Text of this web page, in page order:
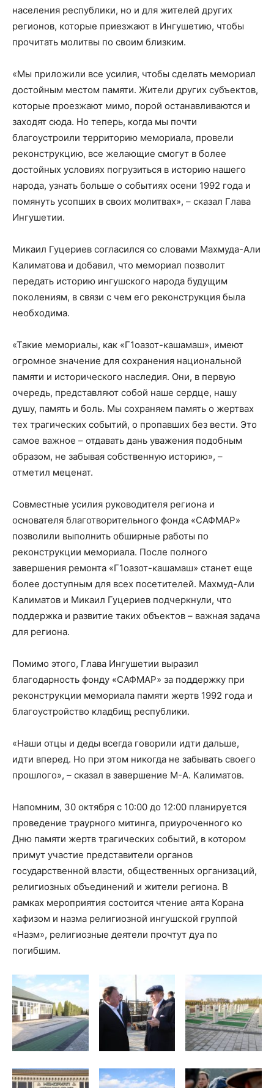
населения республики, но и для жителей других
регионов, которые приезжают в Ингушетию, чтобы
прочитать молитвы по своим близким.
«Мы приложили все усилия, чтобы сделать мемориал
достойным местом памяти. Жители других субъектов,
которые проезжают мимо, порой останавливаются и
заходят сюда. Но теперь, когда мы почти
благоустроили территорию мемориала, провели
реконструкцию, все желающие смогут в более
достойных условиях погрузиться в историю нашего
народа, узнать больше о событиях осени 1992 года и
помянуть усопших в своих молитвах», – сказал Глава
Ингушетии.
Микаил Гуцериев согласился со словами Махмуда-Али
Калиматова и добавил, что мемориал позволит
передать историю ингушского народа будущим
поколениям, в связи с чем его реконструкция была
необходима.
«Такие мемориалы, как «Г1оазот-кашамаш», имеют
огромное значение для сохранения национальной
памяти и исторического наследия. Они, в первую
очередь, представляют собой наше сердце, нашу
душу, память и боль. Мы сохраняем память о жертвах
тех трагических событий, о пропавших без вести. Это
самое важное – отдавать дань уважения подобным
образом, не забывая собственную историю», –
отметил меценат.
Совместные усилия руководителя региона и
основателя благотворительного фонда «САФМАР»
позволили выполнить обширные работы по
реконструкции мемориала. После полного
завершения ремонта «Г1оазот-кашамаш» станет еще
более доступным для всех посетителей. Махмуд-Али
Калиматов и Микаил Гуцериев подчеркнули, что
поддержка и развитие таких объектов – важная задача
для региона.
Помимо этого, Глава Ингушетии выразил
благодарность фонду «САФМАР» за поддержку при
реконструкции мемориала памяти жертв 1992 года и
благоустройство кладбищ республики.
«Наши отцы и деды всегда говорили идти дальше,
идти вперед. Но при этом никогда не забывать своего
прошлого», – сказал в завершение М-А. Калиматов.
Напомним, 30 октября с 10:00 до 12:00 планируется
проведение траурного митинга, приуроченного ко
Дню памяти жертв трагических событий, в котором
примут участие представители органов
государственной власти, общественных организаций,
религиозных объединений и жители региона. В
рамках мероприятия состоится чтение аята Корана
хафизом и назма религиозной ингушской группой
«Назм», религиозные деятели прочтут дуа по
погибшим.